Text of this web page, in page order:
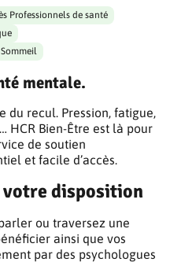
Professionnels de santé
Sommeil
mentale.
du recul. Pression, fatigue,
HCR Bien-Être est là pour
de soutien
et facile d’accès.
votre disposition
ou traversez une
ainsi que vos
par des psychologues